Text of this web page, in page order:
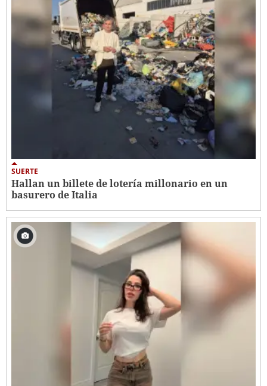
SUERTE
Hallan un billete de lotería millonario en un
basurero de Italia